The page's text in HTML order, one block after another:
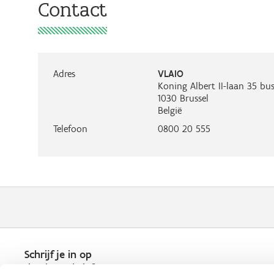
Contact
Adres
VLAIO
Koning Albert II-laan 35
1030 Brussel
België
Telefoon
0800 20 555
Schrijf je in op
de nieuwsbrief